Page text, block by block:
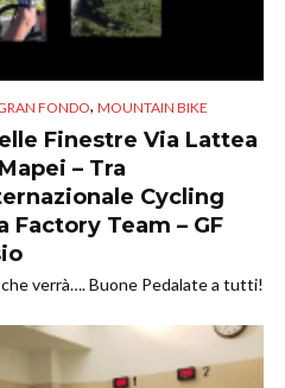
FONDO, MOUNTAIN BIKE
Finestre Via Lattea
– Tra
Cycling
Factory Team – GF
verrà…. Buone Pedalate a tutti!